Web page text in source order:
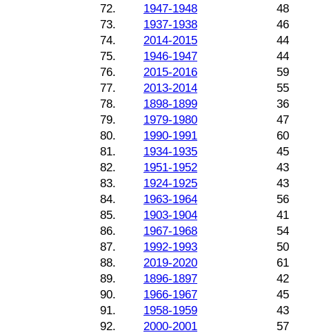
72.
1947-1948
48
73.
1937-1938
46
74.
2014-2015
44
75.
1946-1947
44
76.
2015-2016
59
77.
2013-2014
55
78.
1898-1899
36
79.
1979-1980
47
80.
1990-1991
60
81.
1934-1935
45
82.
1951-1952
43
83.
1924-1925
43
84.
1963-1964
56
85.
1903-1904
41
86.
1967-1968
54
87.
1992-1993
50
88.
2019-2020
61
89.
1896-1897
42
90.
1966-1967
45
91.
1958-1959
43
92.
2000-2001
57